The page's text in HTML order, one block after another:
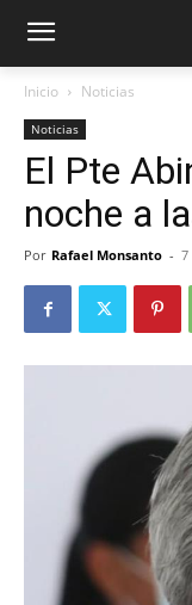
Inicio Noticias
Noticias
El Pte
noche a
Por Rafael Monsanto - 7